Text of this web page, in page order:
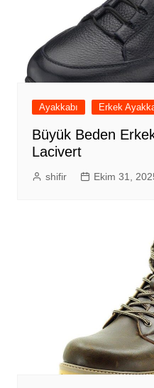
Ayakkabı Erkek
Büyük Beden
Lacivert
shifir Ekim 31,